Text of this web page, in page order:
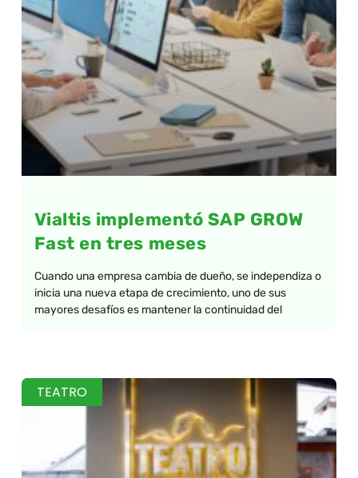
Vialtis implementó SAP GROW
Fast en tres meses
Cuando una empresa cambia de dueño, se independiza o
inicia una nueva etapa de crecimiento, uno de sus
mayores desafíos es mantener la continuidad del
TEATRO